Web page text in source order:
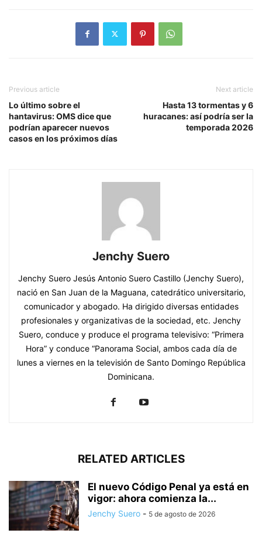
Previous article
Lo último sobre el
hantavirus: OMS dice que
podrían aparecer nuevos
casos en los próximos días
Next article
Hasta 13 tormentas y 6
huracanes: así podría ser la
temporada 2026
Jenchy Suero
Jenchy Suero Jesús Antonio Suero Castillo (Jenchy Suero),
nació en San Juan de la Maguana, catedrático universitario,
comunicador y abogado. Ha dirigido diversas entidades
profesionales y organizativas de la sociedad, etc. Jenchy
Suero, conduce y produce el programa televisivo: “Primera
Hora” y conduce “Panorama Social, ambos cada día de
lunes a viernes en la televisión de Santo Domingo República
Dominicana.
RELATED ARTICLES
El nuevo Código Penal ya está en
vigor: ahora comienza la...
Jenchy Suero - 5 de agosto de 2026